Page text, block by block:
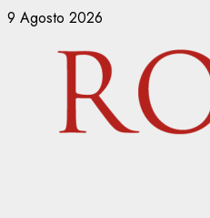
Vai
contenuto
9 Agosto 2026